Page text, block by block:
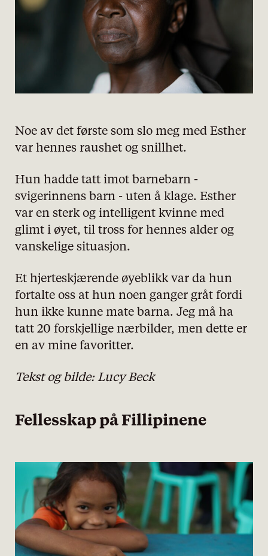
personvernserklæring/cookie policy
Nødvendige
Statistiske
Noe av det første som slo meg med Esther
var hennes raushet og snillhet.
Hun hadde tatt imot barnebarn -
svigerinnens barn - uten å klage. Esther
var en sterk og intelligent kvinne med
glimt i øyet, til tross for hennes alder og
vanskelige situasjon.
Et hjerteskjærende øyeblikk var da hun
fortalte oss at hun noen ganger gråt fordi
hun ikke kunne mate barna. Jeg må ha
tatt 20 forskjellige nærbilder, men dette er
en av mine favoritter.
Tekst og bilde: Lucy Beck
Fellesskap på Fillipinene